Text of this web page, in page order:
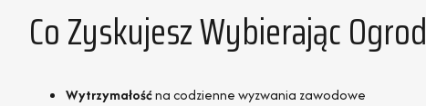
Co Zyskujesz Wybierając
Wytrzymałośćna codzienne wyzwania zawodowe